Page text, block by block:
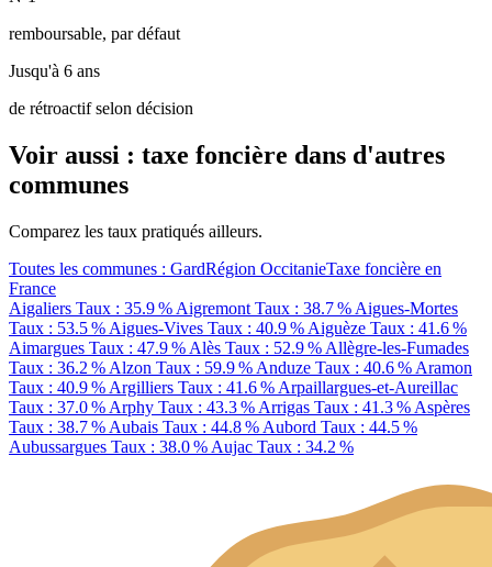
remboursable, par défaut
Jusqu'à 6 ans
de rétroactif selon décision
Voir aussi : taxe foncière dans d'autres
communes
Comparez les taux pratiqués ailleurs.
Toutes les communes : GardRégion OccitanieTaxe foncière en
France
Aigaliers Taux : 35.9 % Aigremont Taux : 38.7 % Aigues-Mortes
Taux : 53.5 % Aigues-Vives Taux : 40.9 % Aiguèze Taux : 41.6 %
Aimargues Taux : 47.9 % Alès Taux : 52.9 % Allègre-les-Fumades
Taux : 36.2 % Alzon Taux : 59.9 % Anduze Taux : 40.6 % Aramon
Taux : 40.9 % Argilliers Taux : 41.6 % Arpaillargues-et-Aureillac
Taux : 37.0 % Arphy Taux : 43.3 % Arrigas Taux : 41.3 % Aspères
Taux : 38.7 % Aubais Taux : 44.8 % Aubord Taux : 44.5 %
Aubussargues Taux : 38.0 % Aujac Taux : 34.2 %